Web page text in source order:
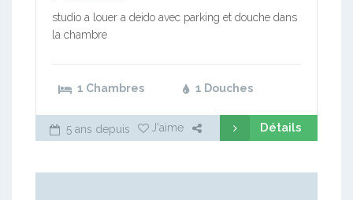
studio a louer a deido avec parking et douche dans
la chambre
1 Chambres 1 Douches
5 ans depuis J'aime Détails